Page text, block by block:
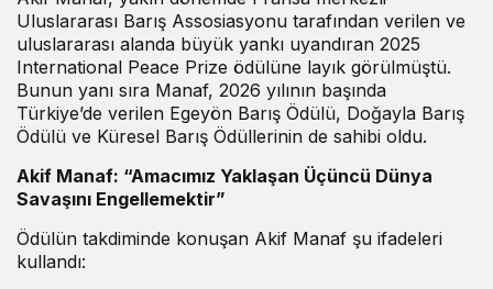
Uluslararası Barış Assosiasyonu tarafından verilen ve
uluslararası alanda büyük yankı uyandıran 2025
International Peace Prize ödülüne layık görülmüştü.
Bunun yanı sıra Manaf, 2026 yılının başında
Türkiye’de verilen Egeyön Barış Ödülü, Doğayla Barış
Ödülü ve Küresel Barış Ödüllerinin de sahibi oldu.
Akif Manaf: “Amacımız Yaklaşan Üçüncü Dünya
Savaşını Engellemektir”
Ödülün takdiminde konuşan Akif Manaf şu ifadeleri
kullandı: